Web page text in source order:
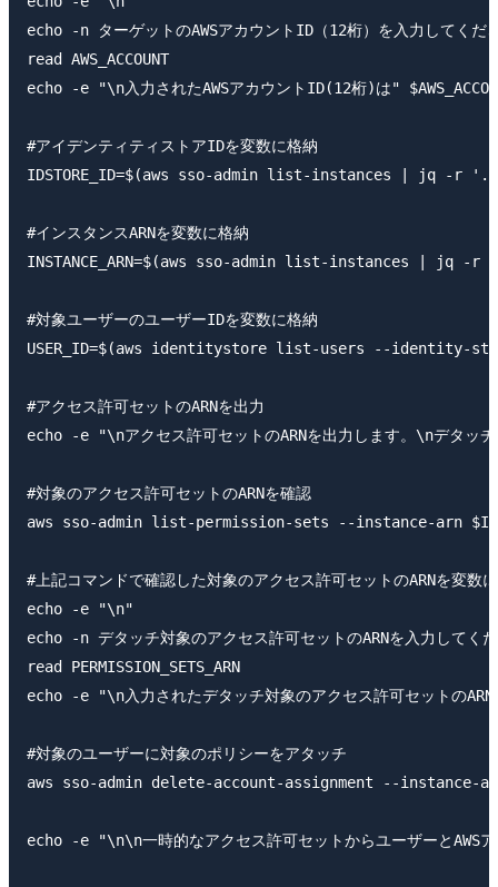
echo -n ターゲットのAWSアカウントID（12桁）を入力してく
read AWS_ACCOUNT
echo -e "\n入力されたAWSアカウントID(12桁)は"
#アイデンティティストアIDを変数に格納
IDSTORE_ID=$(aws sso-admin list-instances | jq -r
#インスタンスARNを変数に格納
INSTANCE_ARN=$(aws sso-admin list-instances | jq
#対象ユーザーのユーザーIDを変数に格納
USER_ID=$(aws identitystore list-users --identity-
#アクセス許可セットのARNを出力
echo -e "\nアクセス許可セットのARNを出力します。\nデタッ
#対象のアクセス許可セットのARNを確認
aws sso-admin list-permission-sets --instance-arn
#上記コマンドで確認した対象のアクセス許可セットのARNを変数
echo -e "\n"
echo -n デタッチ対象のアクセス許可セットのARNを入力してく
read PERMISSION_SETS_ARN
echo -e "\n入力されたデタッチ対象のアクセス許可セットのARN
#対象のユーザーに対象のポリシーをアタッチ
aws sso-admin delete-account-assignment --instance-arn
echo -e "\n\n一時的なアクセス許可セットからユーザーとAWS